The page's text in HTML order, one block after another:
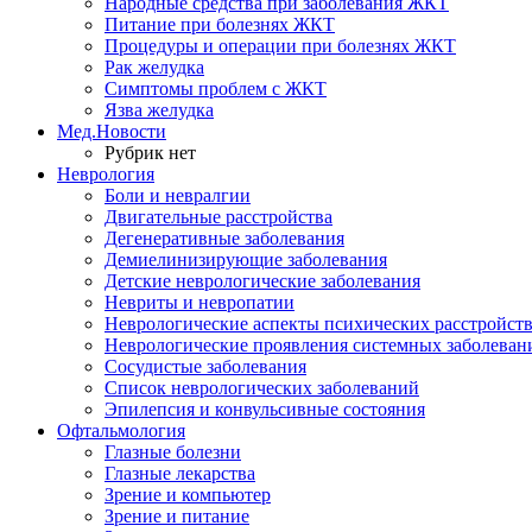
Питание при болезнях ЖКТ
Процедуры и операции при болезнях ЖКТ
Рак желудка
Симптомы проблем с ЖКТ
Язва желудка
Мед.Новости
Рубрик нет
Неврология
Боли и невралгии
Двигательные расстройства
Дегенеративные заболевания
Демиелинизирующие заболевания
Детские неврологические заболевания
Невриты и невропатии
Неврологические аспекты психических расстройств
Неврологические проявления системных
Сосудистые заболевания
Список неврологических заболеваний
Эпилепсия и конвульсивные состояния
Офтальмология
Глазные болезни
Глазные лекарства
Зрение и компьютер
Зрение и питание